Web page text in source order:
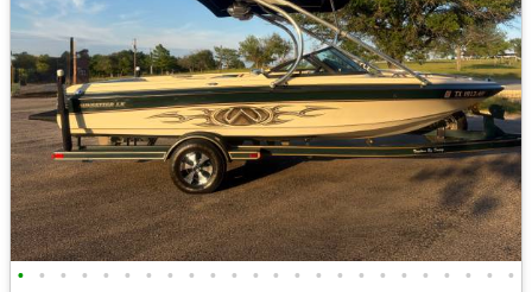
• • • • • • • • • • • • • • • • • • • • • • • •